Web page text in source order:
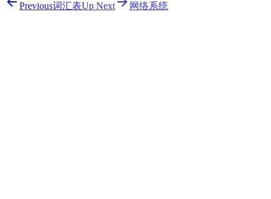
Previous词汇表Up Next 网络系统